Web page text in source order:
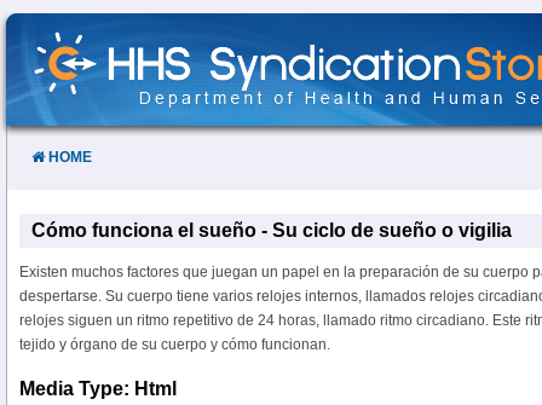
Skip
Content
HOME
Cómo funciona el sueño - Su ciclo de sueño o vigilia
Existen muchos factores que juegan un papel en la preparación de su cuerpo
despertarse. Su cuerpo tiene varios relojes internos, llamados relojes
relojes siguen un ritmo repetitivo de 24 horas, llamado ritmo circadiano. Este
tejido y órgano de su cuerpo y cómo funcionan.
Media Type: Html